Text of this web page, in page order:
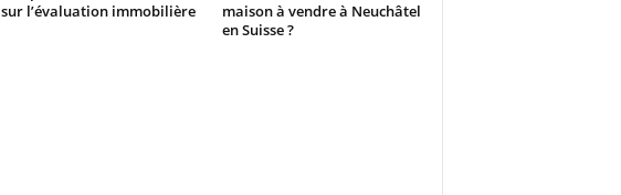
sur l’évaluation immobilière
maison à vendre à Neuchâtel
en Suisse ?